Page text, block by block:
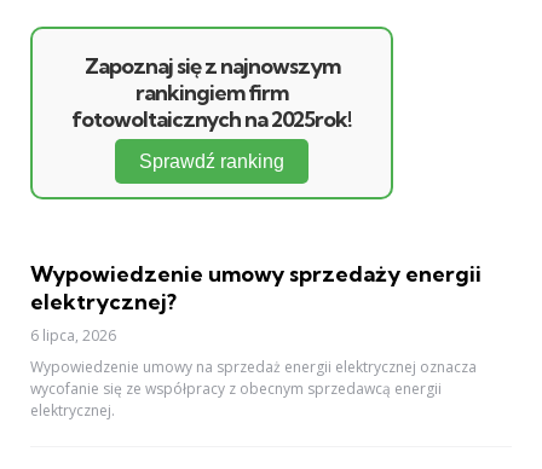
Zapoznaj się z najnowszym
rankingiem firm
fotowoltaicznych na 2025rok!
Sprawdź ranking
Wypowiedzenie umowy sprzedaży energii
elektrycznej?
6 lipca, 2026
Wypowiedzenie umowy na sprzedaż energii elektrycznej oznacza
wycofanie się ze współpracy z obecnym sprzedawcą energii
elektrycznej.